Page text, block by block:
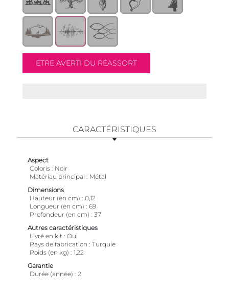
CARACTÉRISTIQUES
Aspect
Coloris
Noir
Matériau principal
Métal
Dimensions
Hauteur (en cm)
0,12
Longueur (en cm)
69
Profondeur (en cm)
37
Autres caractéristiques
Livré en kit Oui
Pays de fabrication
Turquie
Poids (en kg)
1,22
Garantie
Durée (année)
2